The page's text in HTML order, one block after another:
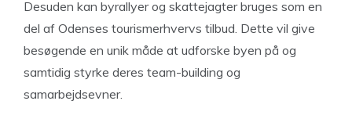
Desuden kan byrallyer og skattejagter bruges som en
del af Odenses tourismerhvervs tilbud. Dette vil give
besøgende en unik måde at udforske byen på og
samtidig styrke deres team-building og
samarbejdsevner.